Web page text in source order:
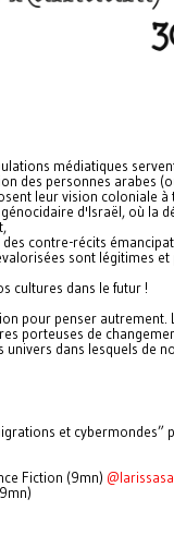
médiatiques
des personnes arabes
leur vision coloniale
d'Israël, où la
contre-récits
sont légitimes et
cultures dans le futur !
pour penser autrement.
porteuses de
dans lesquels de
et cybermondes”
Fiction (9mn)